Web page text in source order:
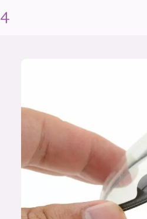
lønn
sikkerhet